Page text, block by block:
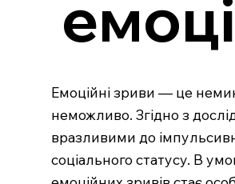
Емоційні зриви — це
неможливо. Згідно з
вразливими до
соціального статусу. В